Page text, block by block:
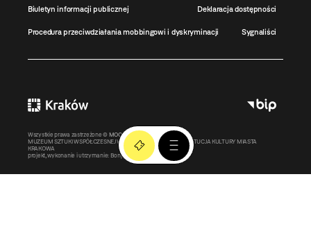
Biuletyn informacji publicznej Deklaracja dostępności
Procedura przeciwdziałania mobbingowi i dyskryminacji Sygnaliści
Wszystkie prawa zastrzeżone © MOCAK2011-2026
MUZEUM SZTUKI WSPÓŁCZESNEJ W KRAKOWIE MOCAK – INSTYTUCJA KULTURY MIASTA
KRAKOWA
projekt, wykonanie i utrzymanie: Bonjour.pl